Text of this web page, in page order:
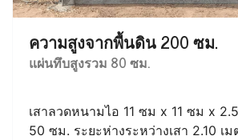
ความสูงจากพื้นดิน 200 ซม.
แผ่นทึบสูงรวม 80 ซม.
เสาลวดหนามไอ 11 ซม x 11 ซม x
50 ซม. ระยะห่างระหว่างเสา 2.10 เ